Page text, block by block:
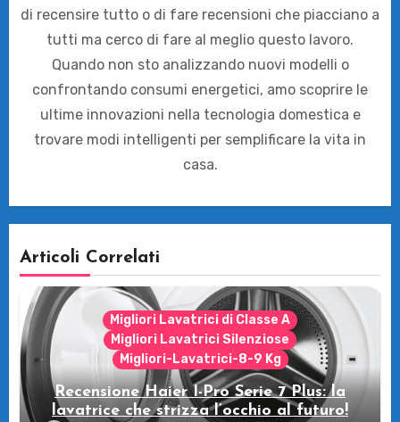
di recensire tutto o di fare recensioni che piacciano a
tutti ma cerco di fare al meglio questo lavoro.
Quando non sto analizzando nuovi modelli o
confrontando consumi energetici, amo scoprire le
ultime innovazioni nella tecnologia domestica e
trovare modi intelligenti per semplificare la vita in
casa.
Articoli Correlati
Migliori Lavatrici di Classe A
Migliori Lavatrici Silenziose
Migliori-Lavatrici-8-9 Kg
Recensione Haier I-Pro Serie 7 Plus: la
lavatrice che strizza l’occhio al futuro!